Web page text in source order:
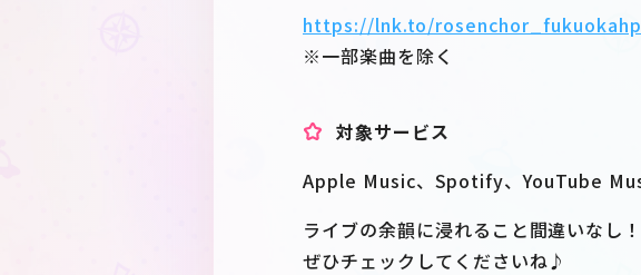
https://lnk.to/rosenchor_fukuokahp
※一部楽曲を除く
対象サービス
Apple Music、Spotify、YouTube
ライブの余韻に浸れること間違いなし！
ぜひチェックしてくださいね♪